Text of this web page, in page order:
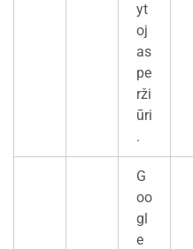
yt
oj
as
pe
rži
ūri
.
G
oo
gl
e